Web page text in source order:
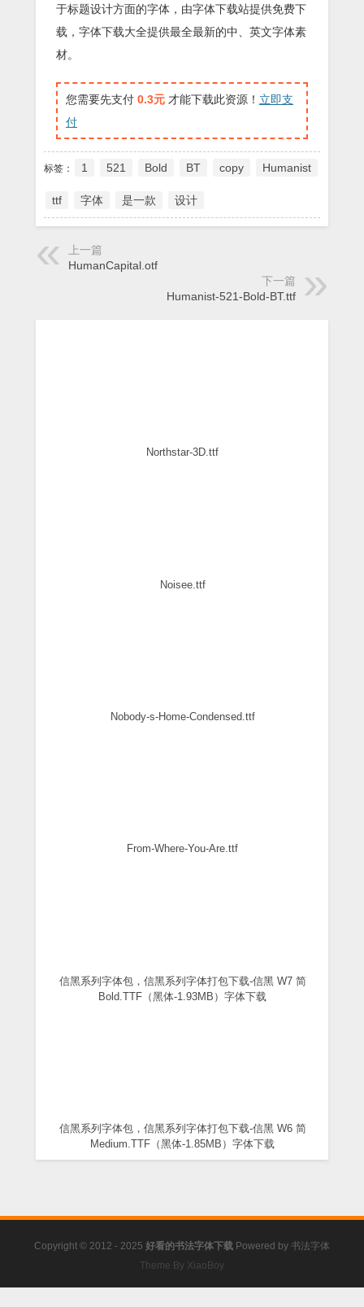
于标题设计方面的字体，由字体下载站提供免费下
载，字体下载大全提供最全最新的中、英文字体素
材。
您需要先支付 0.3元 才能下载此资源！ 立即支
付
标签： 1 521 Bold BT copy Humanist
ttf 字体 是一款 设计
上一篇
HumanCapital.otf
下一篇
Humanist-521-Bold-BT.ttf
Northstar-3D.ttf
Noisee.ttf
Nobody-s-Home-Condensed.ttf
From-Where-You-Are.ttf
信黑系列字体包，信黑系列字体打包下载-信黑 W7 简
Bold.TTF（黑体-1.93MB）字体下载
信黑系列字体包，信黑系列字体打包下载-信黑 W6 简
Medium.TTF（黑体-1.85MB）字体下载
Copyright © 2012 - 2025 好看的书法字体下载 Powered by 书法字体
Theme By XiaoBoy